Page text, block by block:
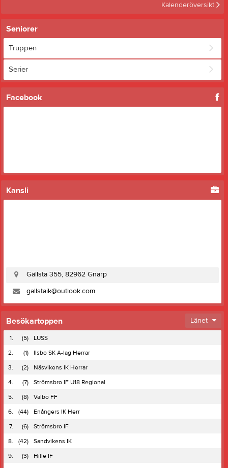
Kalenderöversikt
Seniorer
Truppen
Serier
Facebook
Kansli
Gällsta 355, 82962 Gnarp
gallstaik@outlook.com
Besökartoppen Länet
1. (5)
LUSS
2.
(1)
Ilsbo SK A-lag Herrar
3.
(2)
Näsvikens IK Herrar
4.
(7)
Strömsbro IF U18 Regional
5.
(8)
Valbo FF
6.
(44)
Enångers IK Herr
7.
(6)
Strömsbro IF
8.
(42)
Sandvikens IK
9.
(3)
Hille IF